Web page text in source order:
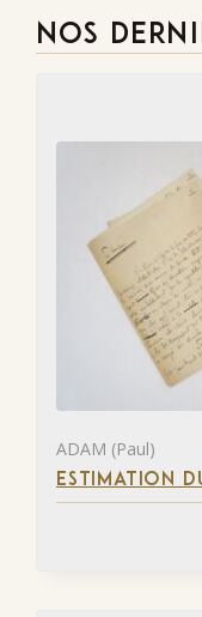
NOS
ADAM (Paul)
ESTIMATION